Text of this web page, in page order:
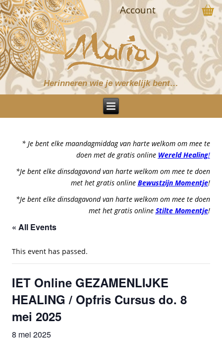
Herinneren wie je werkelijk bent…
Account
* Je bent elke maandagmiddag van harte welkom om mee te
doen met de gratis online Wereld Healing!
*Je bent elke dinsdagavond van harte welkom om mee te doen
met het gratis online Bewustzijn Momentje!
*Je bent elke dinsdagavond van harte welkom om mee te doen
met het gratis online Stilte Momentje!
« All Events
This event has passed.
IET Online GEZAMENLIJKE
HEALING / Opfris Cursus do. 8
mei 2025
8 mei 2025